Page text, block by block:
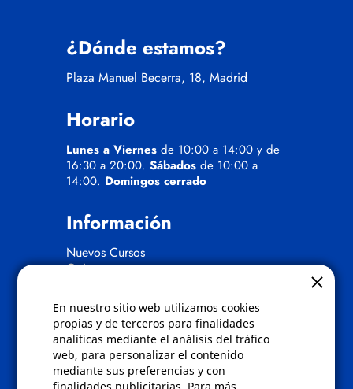
En nuestro sitio web utilizamos cookies
propias y de terceros para finalidades
analíticas mediante el análisis del tráfico
web, para personalizar el contenido
mediante sus preferencias y con
¿Dónde estamos?
Plaza Manuel Becerra, 18, Madrid
Horario
Lunes a Viernes de 10:00 a 14:00 y de
16:30 a 20:00. Sábados de 10:00 a
14:00. Domingos cerrado
Información
Nuevos Cursos
Quienes somos
Políticas
Condiciones de compra
Aviso de privacidad